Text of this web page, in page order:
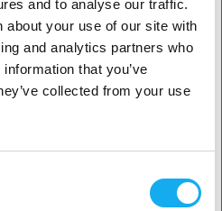
and to analyse our traffic.
about your use of our site with
and analytics partners who
that you’ve
collected from your use
eller privatkunde?
kunde